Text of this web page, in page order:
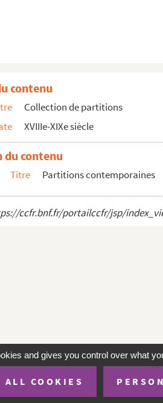
157
contenu
Collection de partitions
XVIIIe-XIXe siècle
contenu
Titre Partitions contemporaines
ccfr.bnf.fr/portailccfr/jsp/
Légales Accessibilité (non conforme)
and gives you control over what
ALL COOKIES